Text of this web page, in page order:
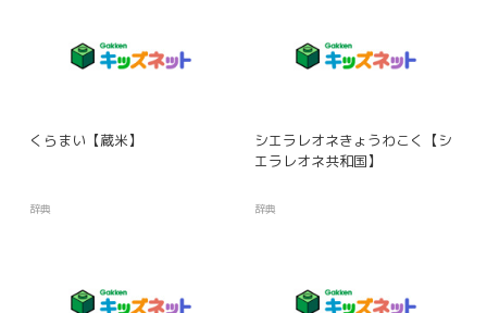
くらまい【蔵米】
辞典
シエラレオネきょうわこく【シ
エラレオネ共和国】
辞典